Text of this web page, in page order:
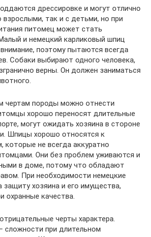
дрессировке и могут отлично
взрослыми, так и с детьми, но при
питомец может стать
и немецкий карликовый шпиц
поэтому пытаются всегда
Собаки выбирают одного человека,
верны. Он должен заниматься
чертам породы можно отнести
хорошо переносят длительные
могут ожидать хозяина в стороне
Шпицы хорошо относятся к
которые не всегда аккуратно
Они без проблем уживаются и
в доме, потому что обладают
При необходимости немецкие
хозяина и его имущества,
охранные качества.
черты характера.
сложности при длительном